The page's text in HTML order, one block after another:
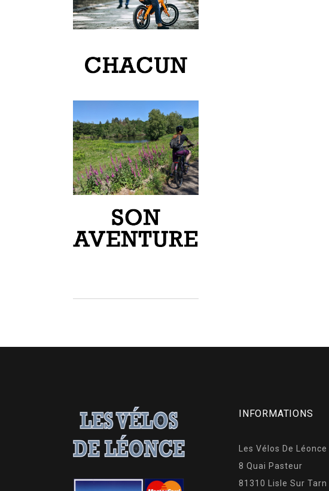
INFORMATIONS
Les Vélos De Léonce
8 Quai Pasteur
81310 Lisle Sur Tarn